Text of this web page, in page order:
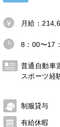
月給：
8：00〜17
普通自動車
スポーツ経
制服貸与
有給休暇